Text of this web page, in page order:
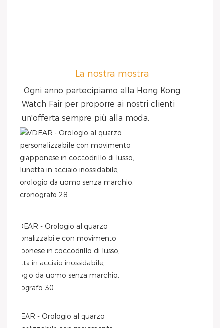
La nostra mostra
Ogni anno partecipiamo alla Hong Kong
Watch Fair per proporre ai nostri clienti
un'offerta sempre più alla moda.